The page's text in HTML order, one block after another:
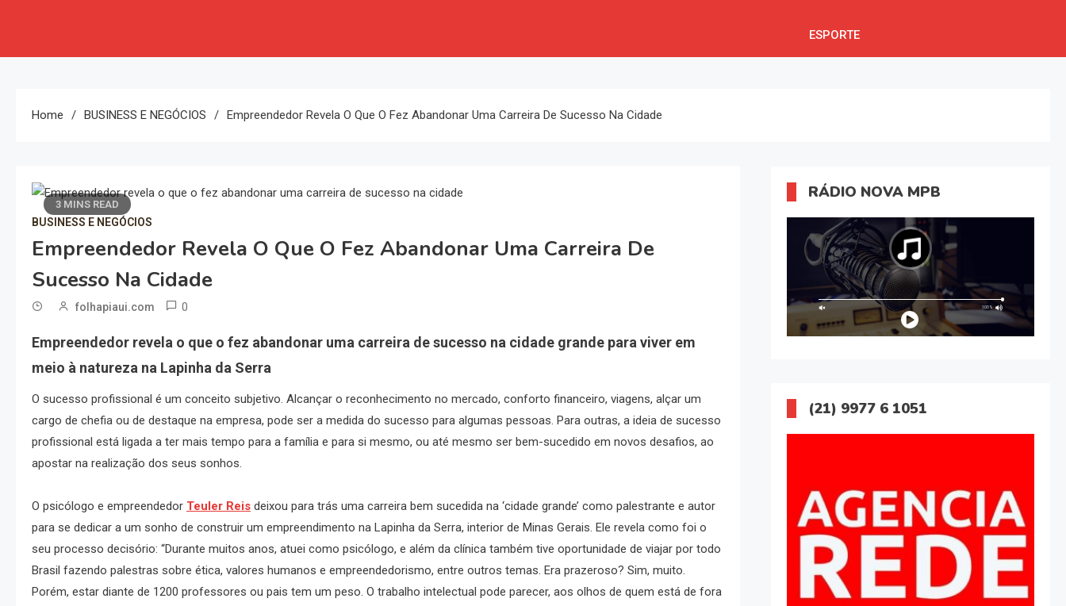
ESPORTE
Home BUSINESS E NEGÓCIOS Empreendedor Revela O Que O Fez Abandonar Uma Carreira De Sucesso Na Cidade
3 MINS READ
BUSINESS E NEGÓCIOS
Empreendedor Revela O Que O Fez Abandonar Uma Carreira De
Sucesso Na Cidade
folhapiaui.com 0
Empreendedor revela o que o fez abandonar uma carreira de sucesso na cidade grande para viver em
meio à natureza na Lapinha da Serra
O sucesso profissional é um conceito subjetivo. Alcançar o reconhecimento no mercado, conforto financeiro, viagens, alçar um
cargo de chefia ou de destaque na empresa, pode ser a medida do sucesso para algumas pessoas. Para outras, a ideia de sucesso
profissional está ligada a ter mais tempo para a família e para si mesmo, ou até mesmo ser bem-sucedido em novos desafios, ao
apostar na realização dos seus sonhos.
O psicólogo e empreendedor Teuler Reis deixou para trás uma carreira bem sucedida na ‘cidade grande’ como palestrante e autor
para se dedicar a um sonho de construir um empreendimento na Lapinha da Serra, interior de Minas Gerais. Ele revela como foi o
seu processo decisório: “Durante muitos anos, atuei como psicólogo, e além da clínica também tive oportunidade de viajar por todo
Brasil fazendo palestras sobre ética, valores humanos e empreendedorismo, entre outros temas. Era prazeroso? Sim, muito.
Porém, estar diante de 1200 professores ou pais tem um peso. O trabalho intelectual pode parecer, aos olhos de quem está de fora
RÁDIO NOVA MPB
(21) 9977 6 1051